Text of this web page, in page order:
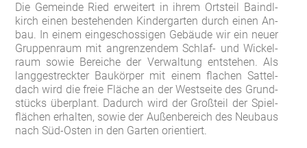
Die Ge­mein­de Ried er­wei­tert in ih­rem Orts­teil Ba­indl­
kirch ei­nen be­ste­hen­den Kin­der­gar­ten durch ei­nen An­
bau. In ei­nem ein­ge­schos­si­gen Ge­bäu­de wir ein neu­er
Grup­pen­raum mit an­gren­zen­dem Schlaf- und Wi­ckel­
raum so­wie Be­rei­che der Ver­wal­tung ent­ste­hen. Als
lang­ge­streck­ter Bau­kör­per mit ei­nem fla­chen Sat­tel­
dach wird die freie Flä­che an der West­sei­te des Grund­
stücks über­plant. Da­durch wird der Gro­ß­teil der Spiel­
flä­chen er­hal­ten, so­wie der Au­ßen­be­reich des Neu­baus
nach Süd-Os­ten in den Gar­ten ori­en­tiert.